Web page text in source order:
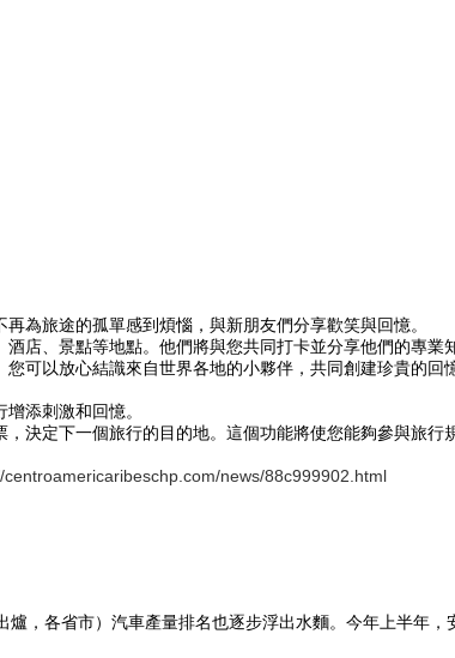
為旅途的孤單感到煩惱，與新朋友們分享歡笑與回憶。
店、景點等地點。他們將與您共同打卡並分享他們的專業
可以放心結識來自世界各地的小夥伴，共同創建珍貴的回憶
添刺激和回憶。
決定下一個旅行的目的地。這個功能將使您能夠參與旅行
centroamericaribeschp.com/news/88c999902.html
各省市）汽車產量排名也逐步浮出水麵。今年上半年，